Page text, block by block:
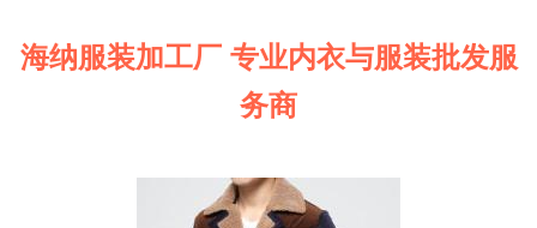
海纳服装加工厂 专业内衣与服装批发服
务商